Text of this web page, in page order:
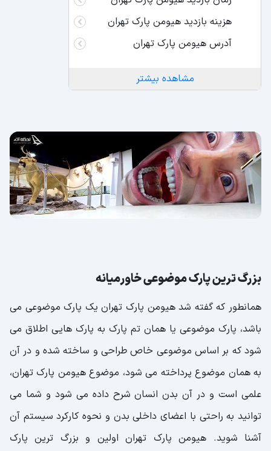
هزینه بازدید هیومن پارک تهران
آدرس هیومن پارک تهران
مشاهده بیشتر
بزرگ ترین پارک موضوعی خاورمیانه
همانطور که گفته شد هیومن پارک تهران یک پارک موضوعی می
باشد، پارک موضوعی یا همان تم پارک به پارک هایی اطلاق می
شود که بر اساس موضوعی خاص طراحی و ساخته شده و در آن
به همان موضوع پرداخته می شود، موضوع هیومن پارک تهران،
علمی است و در آن بدن انسان شرح داده می شود و شما می
توانید به راحتی با اعضای داخلی بدن و نحوه کارکرد سیستم آن
آشنا شوید. هیومن پارک تهران اولین و بزرگ ترین پارک